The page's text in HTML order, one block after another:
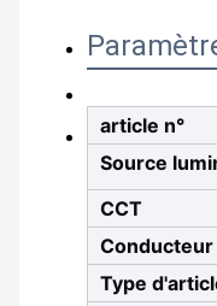
article n°
Source
CCT
Conducteur
Type